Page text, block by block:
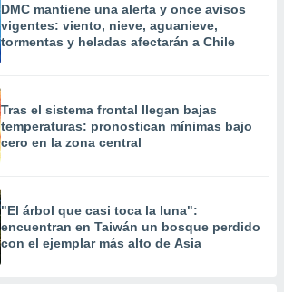
DMC mantiene una alerta y once avisos
vigentes: viento, nieve, aguanieve,
tormentas y heladas afectarán a Chile
Tras el sistema frontal llegan bajas
temperaturas: pronostican mínimas bajo
cero en la zona central
"El árbol que casi toca la luna":
encuentran en Taiwán un bosque perdido
con el ejemplar más alto de Asia